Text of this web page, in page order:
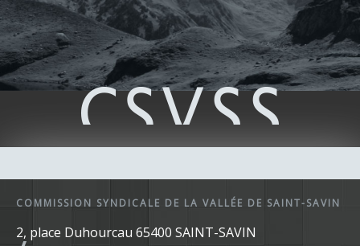
COMMISSION SYNDICALE DE LA VALLÉE DE SAINT-SAVIN
2, place Duhourcau 65400 SAINT-SAVIN